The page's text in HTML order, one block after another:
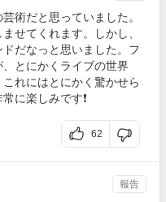
術だと思っていました。
せてくれます。しかし、
だなっと思いました。フ
とにかくライブの世界
れにはとにかく驚かせら
に楽しみです❗️
62
報告